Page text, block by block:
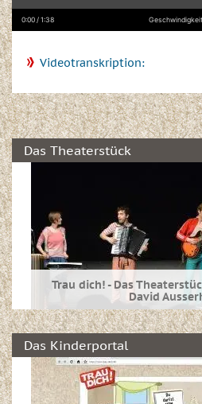
0:00 / 1:38
Videotranskription:
Das Theaterstück
Trau dich! - Das
David
Informieren Sie sich hier
Theaterstück "Trau dich!"
über die Hintergründe,
Termine.
Das Kinderportal